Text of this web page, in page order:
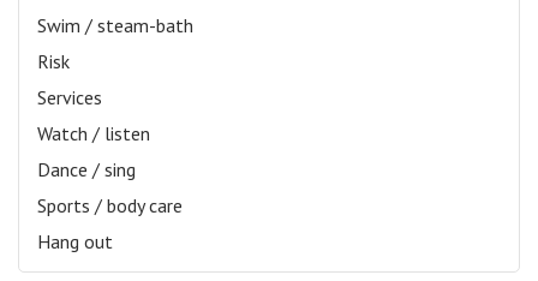
Swim / steam-bath
Risk
Services
Watch / listen
Dance / sing
Sports / body care
Hang out